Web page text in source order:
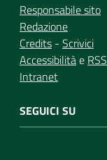
Responsabile sito
Redazione
Credits - Scrivici
Accessibilitàe RSS
Intranet
SEGUICI SU